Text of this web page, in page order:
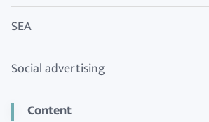
SEA
Social advertising
Content